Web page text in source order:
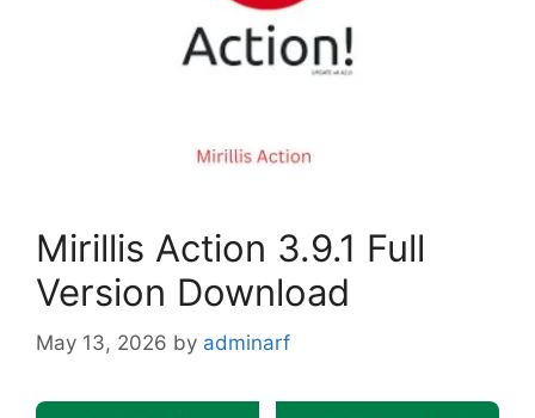
Mirillis Action 3.9.1 Full
Version Download
May 13, 2026 by adminarf